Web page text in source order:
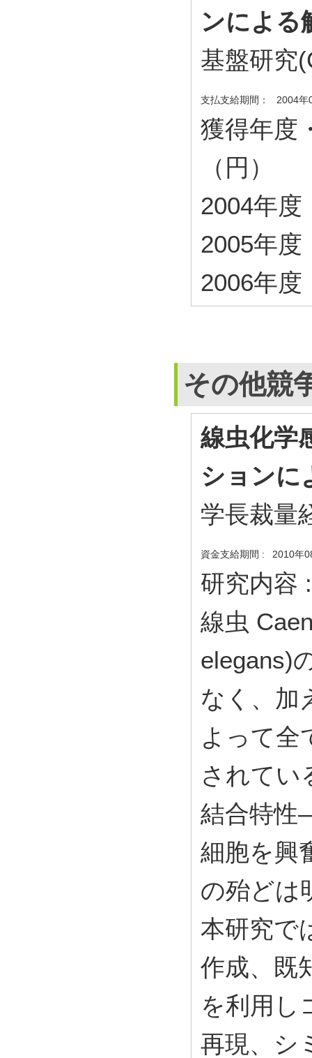
ンによる
基盤研究
支払支給期間： 2004年
獲得年度
（円）
2004年度
2005年度
2006年度
その他競
線虫化学
ションに
学長裁量
資金支給期間 : 2010年
研究内容 :
線虫
elegans)
なく、加
よって全
されてい
結合特性
細胞を興
の殆どは
本研究で
作成、既
を利用し
再現、シ